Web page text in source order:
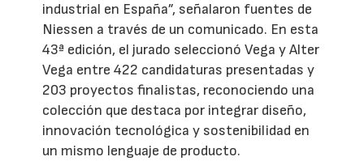
industrial en España”, señalaron fuentes de
Niessen a través de un comunicado. En esta
43ª edición, el jurado seleccionó Vega y Alter
Vega entre 422 candidaturas presentadas y
203 proyectos finalistas, reconociendo una
colección que destaca por integrar diseño,
innovación tecnológica y sostenibilidad en
un mismo lenguaje de producto.